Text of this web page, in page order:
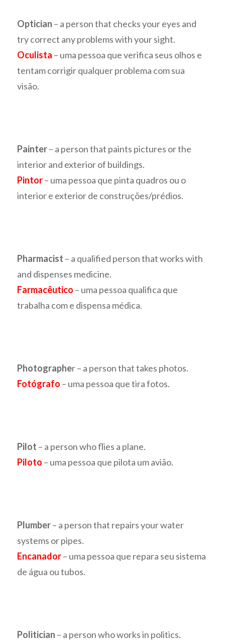
Optician – a person that checks your eyes and
try correct any problems with your sight.
Oculista – uma pessoa que verifica seus olhos e
tentam corrigir qualquer problema com sua
visão.
Painter– a person that paints pictures or the
interior and exterior of buildings.
Pintor– uma pessoa que pinta quadros ou o
interior e exterior de construções/prédios.
Pharmacist – a qualified person that works with
and dispenses medicine.
Farmacêutico – uma pessoa qualifica que
trabalha com e dispensa médica.
Photographer – a person that takes photos.
Fotógrafo – uma pessoa que tira fotos.
Pilot – a person who flies a plane.
Piloto – uma pessoa que pilota um avião.
Plumber– a person that repairs your water
systems or pipes.
Encanador– uma pessoa que repara seu sistema
de água ou tubos.
Politician – a person who works in politics.